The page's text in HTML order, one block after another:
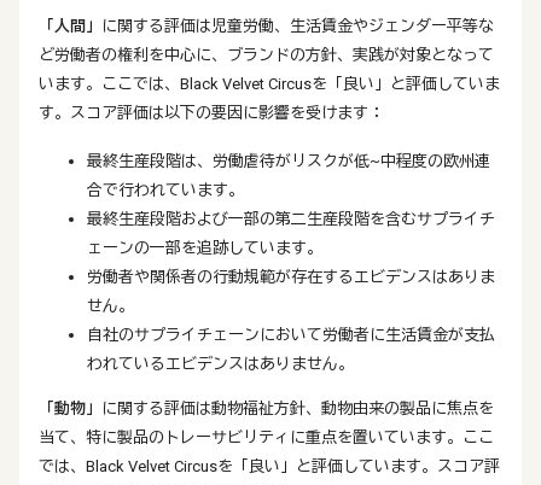
「人間」
に関する評価は児童労働、生活賃金やジェンダー平等な
ど労働者の権利を中心に、ブランドの方針、実践が対象となって
います。ここでは、Black Velvet Circusを「良い」と評価していま
す。スコア評価は以下の要因に影響を受けます：
最終生産段階は、労働虐待がリスクが低~中程度の欧州連
合で行われています。
最終生産段階および一部の第二生産段階を含むサプライチ
ェーンの一部を追跡しています。
労働者や関係者の行動規範が存在するエビデンスはありま
せん。
自社のサプライチェーンにおいて労働者に生活賃金が支払
われているエビデンスはありません。
「動物」
に関する評価は動物福祉方針、動物由来の製品に焦点を
当て、特に製品のトレーサビリティに重点を置いています。ここ
では、Black Velvet Circusを「良い」と評価しています。スコア評